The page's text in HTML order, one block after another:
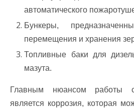
автоматического
Бункеры,
перемещения и хранения
Топливные баки для
мазута.
Главным нюансом работы
является коррозия, которая